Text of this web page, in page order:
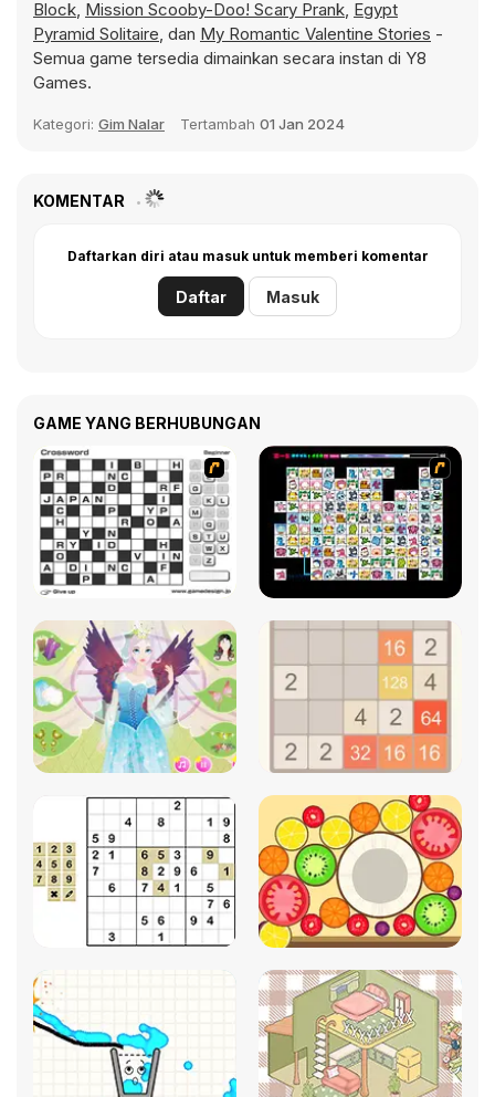
Block, Mission Scooby-Doo! Scary Prank, Egypt
Pyramid Solitaire, dan My Romantic Valentine Stories -
Semua game tersedia dimainkan secara instan di Y8
Games.
Kategori: Gim Nalar Tertambah 01 Jan 2024
KOMENTAR
Daftarkan diri atau masuk untuk memberi komentar
Daftar Masuk
GAME YANG BERHUBUNGAN